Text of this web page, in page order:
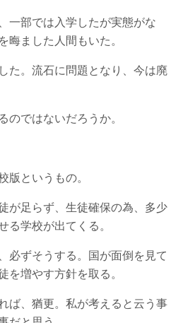
一部では入学したが実態がな
晦ました人間もいた。
た。流石に問題となり、今は廃
のではないだろうか。
版というもの。
が足らず、生徒確保の為、多少
る学校が出てくる。
必ずそうする。国が面倒を見て
を増やす方針を取る。
ば、猶更。私が考えると云う事